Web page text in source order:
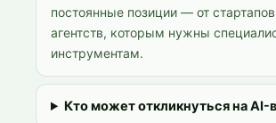
постоянные позиции — от
агентств, которым нужны
инструментам.
Кто может откликнуться на AI-